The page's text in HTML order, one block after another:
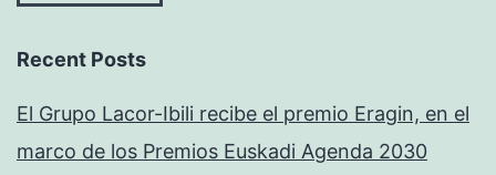
Recent Posts
El Grupo Lacor-Ibili recibe el premio Eragin, en el
marco de los Premios Euskadi Agenda 2030